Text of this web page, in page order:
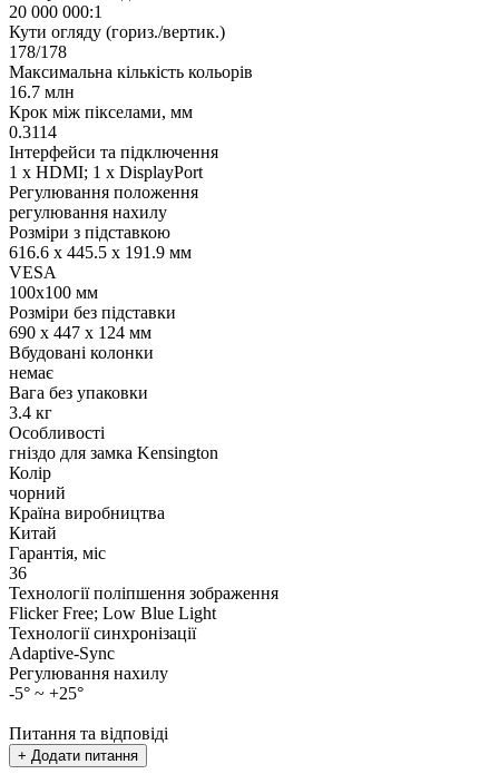
20 000 000:1
Кути огляду (гориз./вертик.)
178/178
Максимальна кількість кольорів
16.7 млн
Крок між пікселами, мм
0.3114
Інтерфейси та підключення
1 х HDMI; 1 х DisplayPort
Регулювання положення
регулювання нахилу
Розміри з підставкою
616.6 x 445.5 x 191.9 мм
VESA
100x100 мм
Розміри без підставки
690 x 447 x 124 мм
Вбудовані колонки
немає
Вага без упаковки
3.4 кг
Особливості
гніздо для замка Kensington
Колір
чорний
Країна виробництва
Китай
Гарантія, міс
36
Технології поліпшення зображення
Flicker Free; Low Blue Light
Технології синхронізації
Adaptive-Sync
Регулювання нахилу
-5° ~ +25°
Питання та відповіді
+ Додати питання